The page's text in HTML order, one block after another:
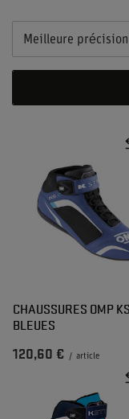
Meilleure précision
CHAUSSURES OMP
BLEUES
120,60 € / article